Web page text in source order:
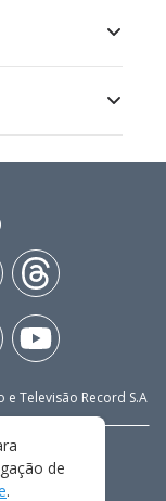
e Televisão Record S.A
de
.